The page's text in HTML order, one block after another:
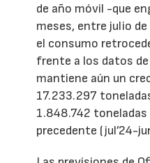
de año móvil -que
meses, entre julio
el consumo
frente a los datos de
mantiene aún un
17.233.297
1.848.742 toneladas
precedente (jul’24-